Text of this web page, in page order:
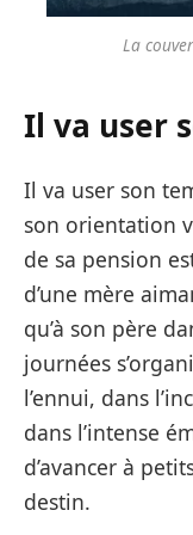
La
Il va user
Il va user son
son orientation
de sa pension
d’une mère
qu’à son père
journées
l’ennui, dans
dans l’intense
d’avancer à
destin.